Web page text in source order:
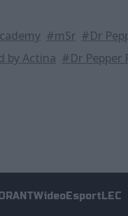
#mSr #Dr
by Actina #Dr Pepper
WideoEsportLEC